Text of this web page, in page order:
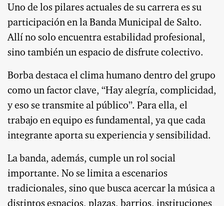
Uno de los pilares actuales de su carrera es su
participación en la Banda Municipal de Salto.
Allí no solo encuentra estabilidad profesional,
sino también un espacio de disfrute colectivo.
Borba destaca el clima humano dentro del grupo
como un factor clave, “Hay alegría, complicidad,
y eso se transmite al público”. Para ella, el
trabajo en equipo es fundamental, ya que cada
integrante aporta su experiencia y sensibilidad.
La banda, además, cumple un rol social
importante. No se limita a escenarios
tradicionales, sino que busca acercar la música a